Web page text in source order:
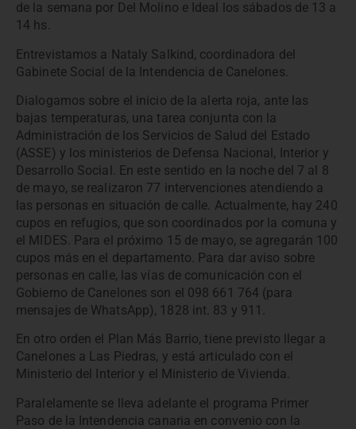
de la semana por Del Molino e Ideal los sábados de 13 a
14 hs.
Entrevistamos a Nataly Salkind, coordinadora del
Gabinete Social de la Intendencia de Canelones.
Dialogamos sobre el inicio de la alerta roja, ante las
bajas temperaturas, una tarea conjunta con la
Administración de los Servicios de Salud del Estado
(ASSE) y los ministerios de Defensa Nacional, Interior y
Desarrollo Social. En este sentido en la noche del 7 al 8
de mayo, se realizaron 77 intervenciones atendiendo a
las personas en situación de calle. Actualmente, hay 240
cupos en refugios, que son coordinados por la comuna y
el MIDES. Para el próximo 15 de mayo, se agregarán 100
cupos más en el departamento. Para dar aviso sobre
personas en calle, las vías de comunicación con el
Gobierno de Canelones son el 098 661 764 (para
mensajes de WhatsApp), 1828 int. 83 y 911.
En otro orden el Plan Más Barrio, tiene previsto llegar a
Canelones a Las Piedras, y está articulado con el
Ministerio del Interior y el Ministerio de Vivienda.
Paralelamente se lleva adelante el programa Primer
Paso de la Intendencia canaria en convenio con la